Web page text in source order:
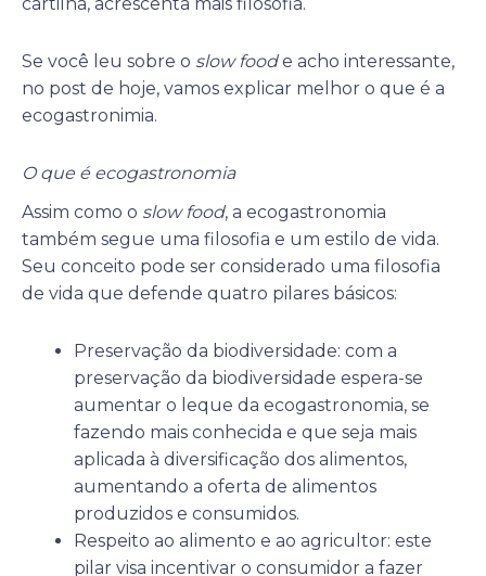
Se você leu sobre o slow foode acho interessante,
no post de hoje, vamos explicar melhor o que é a
ecogastronimia.
O que é ecogastronomia
Assim como o slow food, a ecogastronomia
também segue uma filosofia e um estilo de vida.
Seu conceito pode ser considerado uma filosofia
de vida que defende quatro pilares básicos:
Preservação da biodiversidade: com a
preservação da biodiversidade espera-se
aumentar o leque da ecogastronomia, se
fazendo mais conhecida e que seja mais
aplicada à diversificação dos alimentos,
aumentando a oferta de alimentos
produzidos e consumidos.
Respeito ao alimento e ao agricultor: este
pilar visa incentivar o consumidor a fazer